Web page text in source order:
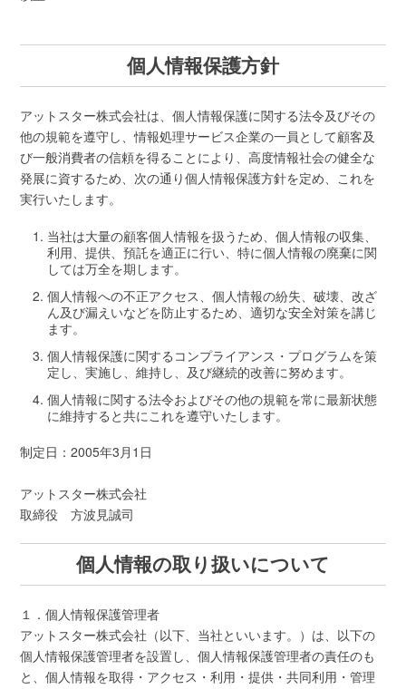
個人情報保護方針
アットスター株式会社は、個人情報保護に関する法令及びその
他の規範を遵守し、情報処理サービス企業の一員として顧客及
び一般消費者の信頼を得ることにより、高度情報社会の健全な
発展に資するため、次の通り個人情報保護方針を定め、これを
実行いたします。
当社は大量の顧客個人情報を扱うため、個人情報の収集、
利用、提供、預託を適正に行い、特に個人情報の廃棄に関
しては万全を期します。
個人情報への不正アクセス、個人情報の紛失、破壊、改ざ
ん及び漏えいなどを防止するため、適切な安全対策を講じ
ます。
個人情報保護に関するコンプライアンス・プログラムを策
定し、実施し、維持し、及び継続的改善に努めます。
個人情報に関する法令およびその他の規範を常に最新状態
に維持すると共にこれを遵守いたします。
制定日：2005年3月1日
アットスター株式会社
取締役 方波見誠司
個人情報の取り扱いについて
１．個人情報保護管理者
アットスター株式会社（以下、当社といいます。）は、以下の
個人情報保護管理者を設置し、個人情報保護管理者の責任のも
と、個人情報を取得・アクセス・利用・提供・共同利用・管理